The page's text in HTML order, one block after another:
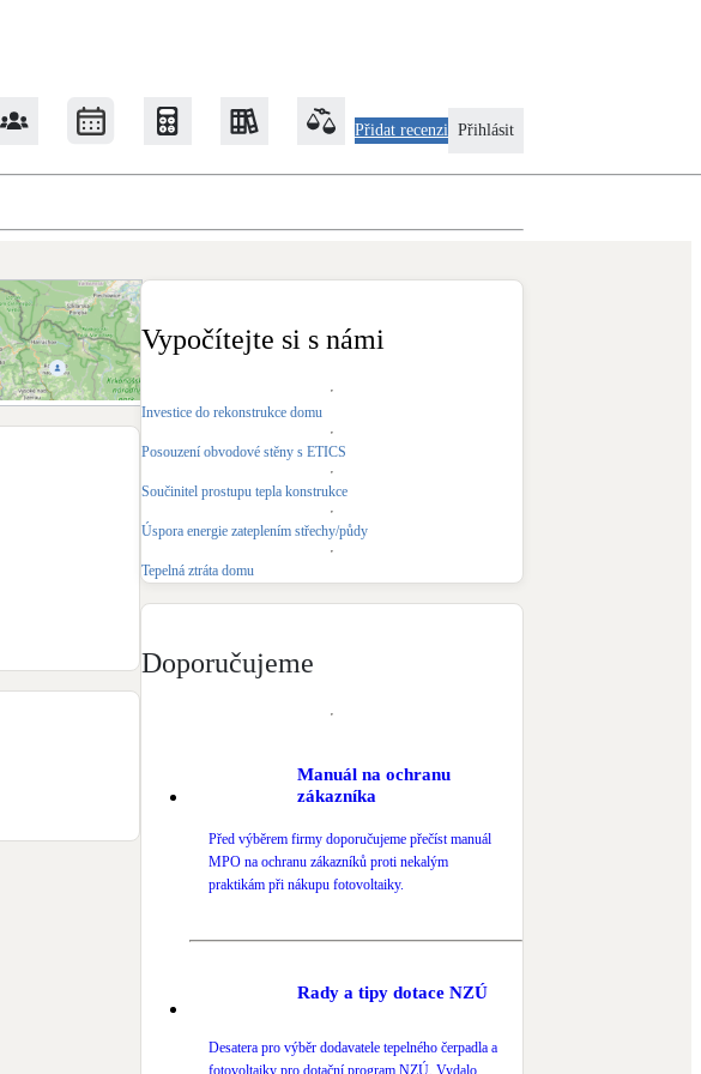
Přidat recenzi Přihlásit
Tepelná čerpadla na chlazení
Novostavby
Doplňkové zdroje vytápění
Vypočítejte si s námi
Investice do rekonstrukce domu
Posouzení obvodové stěny s ETICS
Součinitel prostupu tepla konstrukce
Úspora energie zateplením střechy/půdy
Tepelná ztráta domu
Doporučujeme
Manuál na ochranu
zákazníka
Před výběrem firmy doporučujeme přečíst manuál
MPO na ochranu zákazníků proti nekalým
praktikám při nákupu fotovoltaiky.
Rady a tipy dotace NZÚ
Desatera pro výběr dodavatele tepelného čerpadla a
fotovoltaiky pro dotační program NZÚ. Vydalo